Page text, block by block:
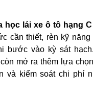
học lái xe ô tô hạng
cần thiết, rèn kỹ
bước vào kỳ sát
mở ra thêm lựa
và kiểm soát chi phí